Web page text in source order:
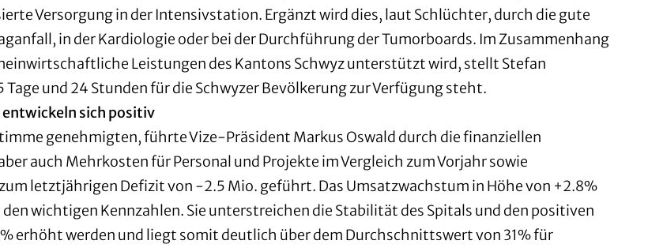
Versorgung in der Intensivstation. Ergänzt wird dies, laut Schlüchter, durch die gute
in der Kardiologie oder bei der Durchführung der Tumorboards. Im Zusammenhang
Leistungen des Kantons Schwyz unterstützt wird, stellt Stefan
und 24 Stunden für die Schwyzer Bevölkerung zur Verfügung steht.
sich positiv
genehmigten, führte Vize-Präsident Markus Oswald durch die finanziellen
auch Mehrkosten für Personal und Projekte im Vergleich zum Vorjahr sowie
letztjährigen Defizit von -2.5 Mio. geführt. Das Umsatzwachstum in Höhe von +2.8%
wichtigen Kennzahlen. Sie unterstreichen die Stabilität des Spitals und den positiven
erhöht werden und liegt somit deutlich über dem Durchschnittswert von 31% für